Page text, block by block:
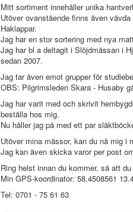
Mitt sortiment innehåller unika
Utöver ovanstående finns även
Haklappar.
Jag har en stor sortering med nya
Jag har bl a deltagit i Slöjdmässan i
sedan 2007.
Jag tar även emot grupper för
OBS: Pilgrimsleden Skara - Husaby
Jag har varit med och skrivit
beställa hos mig.
Nu håller jag på med ett par
Utöver mina mässor, kan du nå mig i
Jag kan även skicka varor per post
Ring helst innan du kommer, så att
Min GPS-koordinator: 58.4508561
Tel: 0701 - 75 61 63